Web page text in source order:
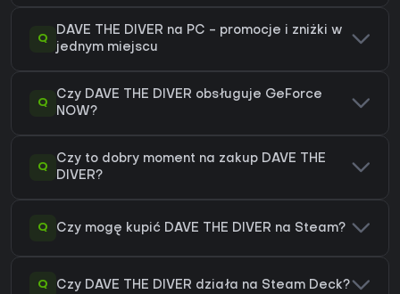
Q
DAVE THE DIVER na PC - promocje i zniżki w
jednym miejscu
Q
Czy DAVE THE DIVER obsługuje GeForce
NOW?
Q
Czy to dobry moment na zakup DAVE THE
DIVER?
Q Czy mogę kupić DAVE THE DIVER na Steam?
Q Czy DAVE THE DIVER działa na Steam Deck?